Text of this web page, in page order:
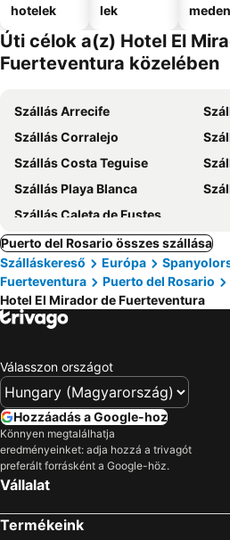
hotelek
lek
Úti célok a(z) Hotel El
Fuerteventura közelében
Szállás Arrecife
Szállás Corralejo
Szállás Costa Teguise
Szállás Playa Blanca
Szállás Caleta de Fustes
Puerto del Rosario összes szállása
Szálláskereső
Európa
Fuerteventura
Puerto del Rosario
Hotel El Mirador de Fuerteventura
Válasszon országot
Hozzáadás a Google-hoz
Könnyen megtalálhatja
eredményeinket: adja hozzá a trivagót
preferált forrásként a Google-höz.
Vállalat
Termékeink